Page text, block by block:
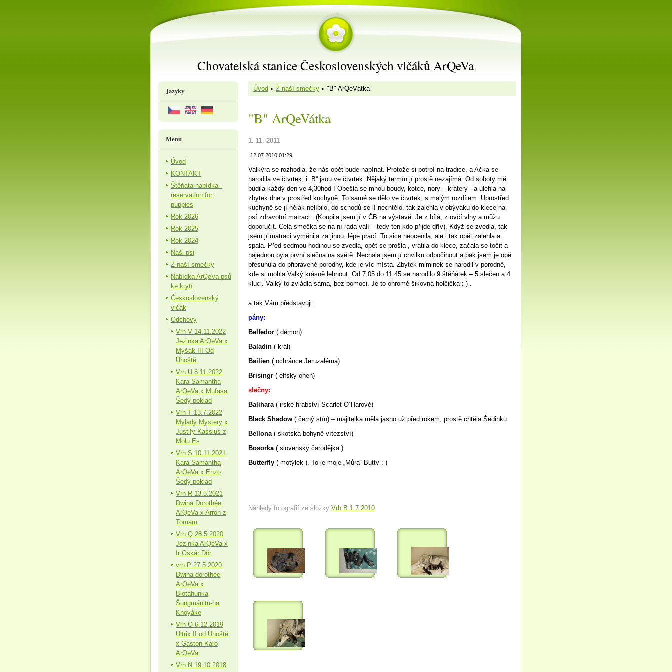
Chovatelská stanice Československých vlčáků ArQeVa
Úvod » Z naší smečky » "B" ArQeVátka
"B" ArQeVátka
1. 11. 2011
12.07.2010 01:29
Valkýra se rozhodla, že nás opět bude napínat. Protože si potrpí na tradice, a Ačka se
narodila ve čtvrtek, i „B“ jsou ve čtvrtek. Nějaký termín jí prostě nezajímá. Od soboty mě
budila každý den ve 4,30hod ! Obešla se mnou boudy, kotce, nory – krátery - a ulehla na
zbytek dne v prostřed kuchyně. To samé se dělo ve čtvrtek, s malým rozdílem. Uprostřed
kuchyně se jí nějak nelíbilo, do schodů se jí nechtělo, tak zalehla v obýváku do klece na
psí zdravotní matraci . (Koupila jsem jí v ČB na výstavě. Je z bílá, z ovčí vlny a můžu
doporučit. Celá smečka se na ní ráda válí – tedy ten kdo přijde dřív). Když se zvedla, tak
jsem jí matraci vyměnila za jinou, lépe prací. To sice neocenila, ale i tak opět zalehla a
spala. Před sedmou hodinou se zvedla, opět se prošla , vrátila do klece, začala se točit a
najednou byla první slečna na světě. Nechala jsem jí chvilku odpočinout a pak jsem je obě
přesunula do připravené porodny, kde je víc místa. Zbytek miminek se narodil v porodně,
kde si mohla Valký krásně lehnout. Od 7,05 do 11.45 se narodilo 9 štěńátek – 5 slečen a 4
kluci. Valký to zvládla sama, bez pomoci. Je to ohromě šikovná holčička :-) .
a tak Vám představuji:
pány:
Belfedor ( démon)
Baladin ( král)
Bailien ( ochránce Jeruzaléma)
Brisingr ( elfsky oheń)
slečny:
Balihara( irské hrabství Scarlet O´Harové)
Black Shadow ( černý stín) – majitelka měla jasno už před rokem, prostě chtěla Šedinku
Bellona( skotská bohyně vítezství)
Bosorka( slovensky čarodějka )
Butterfly ( motýlek ). To je moje „Můra“ Butty :-)
Náhledy fotografií ze složky Vrh B 1.7.2010
Jazyky
Menu
Úvod
KONTAKT
Štěňata nabídka -
reservation for
puppies
Rok 2026
Rok 2025
Rok 2024
Naši psi
Z naší smečky
Nabídka ArQeVa psů
ke krytí
Československý
vlčák
Odchovy
Vrh V 14.11.2022
Jezinka ArQeVa x
Myšák III Od
Úhoště
Vrh U 8.11.2022
Kara Samantha
ArQeVa x Mufasa
Šedý poklad
Vrh T 13.7.2022
Mylady Mystery x
Justify Kassius z
Molu Es
Vrh S 10.11.2021
Kara Samantha
ArQeVa x Enzo
Šedý poklad
Vrh R 13.5.2021
Dwina Dorothée
ArQeVa x Arron z
Tomaru
Vrh Q 28.5.2020
Jezinka ArQeVa x
Ir Oskár Dór
vrh P 27.5.2020
Dwina dorothée
ArQeVa x
Blotáhunka
Šungmánitu-ha
Khoyáke
Vrh O 6.12.2019
Ultrix II od Úhoště
x Gaston Karo
ArQeVa
Vrh N 19.10.2018